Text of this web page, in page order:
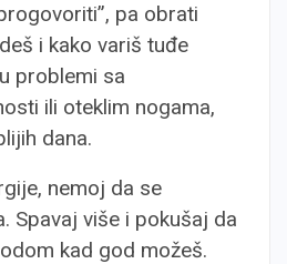
pa obrati
i kako variš tuđe
problemi sa
ili oteklim nogama,
dana.
nemoj da se
Spavaj više i pokušaj da
kad god možeš.